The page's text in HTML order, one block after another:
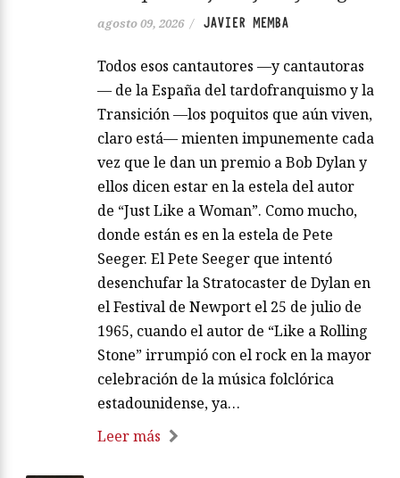
agosto 09, 2026 / JAVIER MEMBA
Todos esos cantautores —y cantautoras
— de la España del tardofranquismo y la
Transición —los poquitos que aún viven,
claro está— mienten impunemente cada
vez que le dan un premio a Bob Dylan y
ellos dicen estar en la estela del autor
de “Just Like a Woman”. Como mucho,
donde están es en la estela de Pete
Seeger. El Pete Seeger que intentó
desenchufar la Stratocaster de Dylan en
el Festival de Newport el 25 de julio de
1965, cuando el autor de “Like a Rolling
Stone” irrumpió con el rock en la mayor
celebración de la música folclórica
estadounidense, ya…
Leer más